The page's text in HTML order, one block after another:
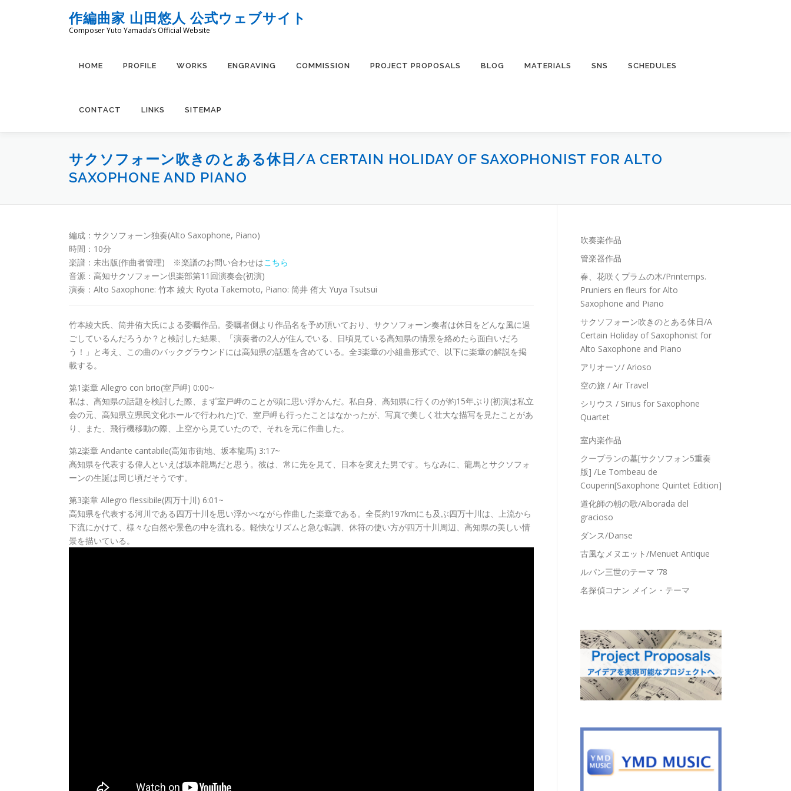
作編曲家 山田悠人 公式ウェブサイト
Composer Yuto Yamada’s Official Website
HOME PROFILE WORKS ENGRAVING COMMISSION PROJECT PROPOSALS BLOG MATERIALS SNS SCHEDULES
CONTACT LINKS SITEMAP
サクソフォーン吹きのとある休日/A CERTAIN HOLIDAY OF SAXOPHONIST FOR ALTO
SAXOPHONE AND PIANO
編成：サクソフォーン独奏(Alto Saxophone, Piano)
時間：10分
楽譜：未出版(作曲者管理) ※楽譜のお問い合わせはこちら
音源：高知サクソフォーン倶楽部第11回演奏会(初演)
演奏：Alto Saxophone: 竹本 綾大 Ryota Takemoto, Piano: 筒井 侑大 Yuya Tsutsui
竹本綾大氏、筒井侑大氏による委嘱作品。委嘱者側より作品名を予め頂いており、サクソフォーン奏者は休日をどんな風に過
ごしているんだろうか？と検討した結果、「演奏者の2人が住んでいる、日頃見ている高知県の情景を絡めたら面白いだろ
う！」と考え、この曲のバックグラウンドには高知県の話題を含めている。全3楽章の小組曲形式で、以下に楽章の解説を掲
載する。
第1楽章 Allegro con brio(室戸岬) 0:00~
私は、高知県の話題を検討した際、まず室戸岬のことが頭に思い浮かんだ。私自身、高知県に行くのが約15年ぶり(初演は私立
会の元、高知県立県民文化ホールで行われた)で、室戸岬も行ったことはなかったが、写真で美しく壮大な描写を見たことがあ
り、また、飛行機移動の際、上空から見ていたので、それを元に作曲した。
第2楽章 Andante cantabile(高知市街地、坂本龍馬) 3:17~
高知県を代表する偉人といえば坂本龍馬だと思う。彼は、常に先を見て、日本を変えた男です。ちなみに、龍馬とサクソフォ
ーンの生誕は同じ頃だそうです。
第3楽章 Allegro flessibile(四万十川) 6:01~
高知県を代表する河川である四万十川を思い浮かべながら作曲した楽章である。全長約197kmにも及ぶ四万十川は、上流から
下流にかけて、様々な自然や景色の中を流れる。軽快なリズムと急な転調、休符の使い方が四万十川周辺、高知県の美しい情
景を描いている。
吹奏楽作品
管楽器作品
春、花咲くプラムの木/Printemps.
Pruniers en fleurs for Alto
Saxophone and Piano
サクソフォーン吹きのとある休日/A
Certain Holiday of Saxophonist for
Alto Saxophone and Piano
アリオーソ/ Arioso
空の旅 / Air Travel
シリウス / Sirius for Saxophone
Quartet
室内楽作品
クープランの墓[サクソフォン5重奏
版] /Le Tombeau de
Couperin[Saxophone Quintet Edition]
道化師の朝の歌/Alborada del
gracioso
ダンス/Danse
古風なメヌエット/Menuet Antique
ルパン三世のテーマ ’78
名探偵コナン メイン・テーマ